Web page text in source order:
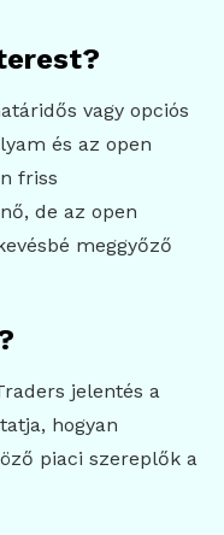
vagy opciós
és az open
friss
de az open
meggyőző
jelentés a
hogyan
piaci szereplők a